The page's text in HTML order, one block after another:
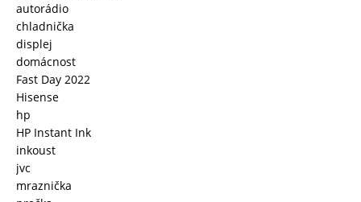
autorádio
chladnička
displej
domácnost
Fast Day 2022
Hisense
hp
HP Instant Ink
inkoust
jvc
mraznička